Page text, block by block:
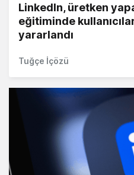
LinkedIn, üretken
eğitiminde
yararlandı
Tuğçe İçözü